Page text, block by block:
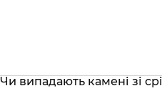
Чи випадають камені зі